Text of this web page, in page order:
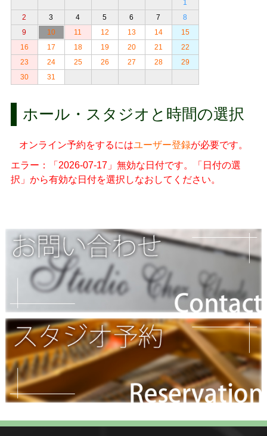
1
2
3 4 5 6 7
8
9
10 11 12 13 14
15
16
17 18 19 20 21
22
23
24 25 26 27 28
29
30
31
ホール・スタジオと時間の選択
オンライン予約をするにはユーザー登録が必要です。
エラー：「2026-07-17」無効な日付です。「日付の選
択」から有効な日付を選択しなおしてください。